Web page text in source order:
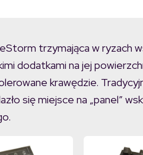
trzymająca w ryzach
dodatkami na jej
krawędzie.
się miejsce na „panel”